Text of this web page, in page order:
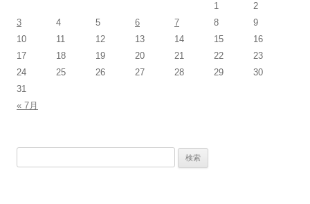
« 7月
1
2
3
4 5 6 7 8
9
10
11 12 13 14 15
16
17
18 19 20 21 22
23
24
25 26 27 28 29
30
31